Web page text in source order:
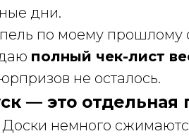
дни.
по моему прошлому
полный чек-лист
не осталось.
— это отдельная
Доски немного